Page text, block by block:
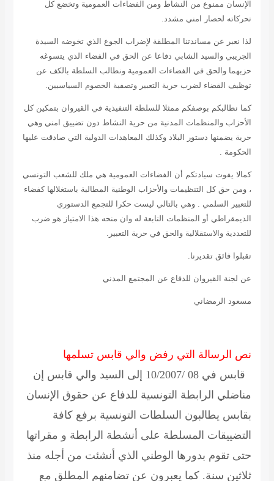
الإنسان ممنوع من النشاط ومن الفضاءات العمومية وتخضع كل
تحركاته لحصار امني مشدد.
لذا نعبر عن مساندتنا المطلقة لإضراب الجوع الذي تخوضه السيدة
الجريبي والسيد الشابي دفاعا عن الحق في الفضاء الذي يتسوغه
حزبهما والحق في الفضاءات العمومية ونطالب السلطة بالكف عن
توظيف القضاء لضرب حرية التعبير وتصفية الخصوم السياسيين.
كما نطالبكم بوصفكم ممثلا للسلطة التنفيذية في القيروان بتمكين كل
الأحزاب والمنظمات المدنية من حرية النشاط دون تضييق امني وهي
حرية يضمنها دستور البلاد وكذلك المعاهدات الدولية التي صادقت عليها
الحكومة .
كمالا يفوت سيادتكم أن الفضاءات العمومية هي ملك للشعب التونسي
، ومن حق كل التنظيمات والأحزاب الوطنية المطالبة باستغلالها كفضاء
للتعبير السلمي . وهي بالتالي ليست حكرا للتجمع الدستوري
الديمقراطي أو المنظمات التابعة له وان منحه هذا الامتياز هو ضرب
للتعددية والاستقلالية والحق في حرية التعبير.
تقبلوا فائق تقديرنا.
عن لجنة القيروان للدفاع عن المجتمع المدني
مسعود الرمضاني
نص الرسالة التي رفض والي قابس تسلمها
قابس في 08 /10/2007
إلى السيد والي قابس إن
مناضلي الرابطة التونسية للدفاع عن حقوق الإنسان
بقابس يطالبون السلطات التونسية برفع كافة
التضييقات المسلطة على أنشطة الرابطة و مقراتها
حتى تقوم بدورها الوطني الذي أنشئت من أجله منذ
ثلاثين سنة. كما يعبرون عن تضامنهم المطلق مع